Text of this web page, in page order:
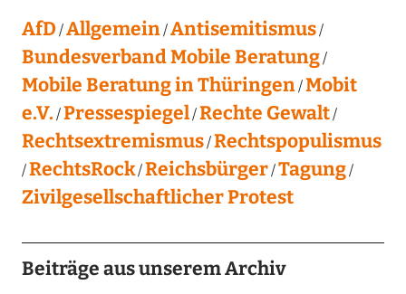
AfD Allgemein Antisemitismus
Bundesverband Mobile Beratung
Mobile Beratung in Thüringen Mobit
e.V. Pressespiegel Rechte Gewalt
Rechtsextremismus Rechtspopulismus
RechtsRock Reichsbürger Tagung
Zivilgesellschaftlicher Protest
Beiträge aus unserem Archiv